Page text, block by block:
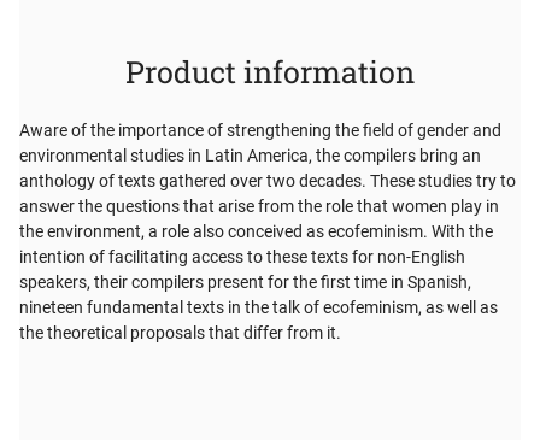
Product information
Aware of the importance of strengthening the field of gender and
environmental studies in Latin America, the compilers bring an
anthology of texts gathered over two decades. These studies try to
answer the questions that arise from the role that women play in
the environment, a role also conceived as ecofeminism. With the
intention of facilitating access to these texts for non-English
speakers, their compilers present for the first time in Spanish,
nineteen fundamental texts in the talk of ecofeminism, as well as
the theoretical proposals that differ from it.